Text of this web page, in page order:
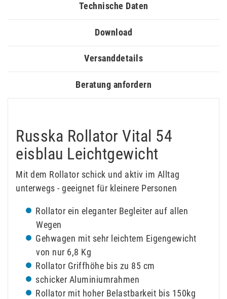
Technische Daten
Download
Versanddetails
Beratung anfordern
Russka Rollator Vital 54
eisblau Leichtgewicht
Mit dem Rollator schick und aktiv im Alltag
unterwegs - geeignet für kleinere Personen
Rollator ein eleganter Begleiter auf allen
Wegen
Gehwagen mit sehr leichtem Eigengewicht
von nur 6,8 Kg
Rollator Griffhöhe bis zu 85 cm
schicker Aluminiumrahmen
Rollator mit hoher Belastbarkeit bis 150kg